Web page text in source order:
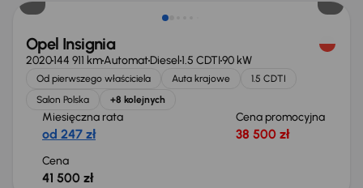
Opel Insignia
2020144 911 kmAutomatDiesel1.5 CDTI90 kW
Od pierwszego właściciela Auta krajowe
1.5 CDTI
Salon Polska
+8 kolejnych
Miesięczna rata
od 247 zł
Cena promocyjna
38 500 zł
Cena
41 500 zł